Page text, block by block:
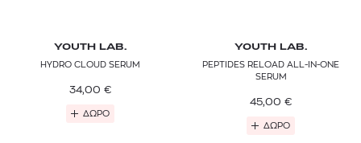
YOUTH LAB.
HYDRO CLOUD SERUM
34,00 €
ΔΩΡΟ
YOUTH LAB.
PEPTIDES RELOAD ALL-IN-ONE
SERUM
45,00 €
ΔΩΡΟ